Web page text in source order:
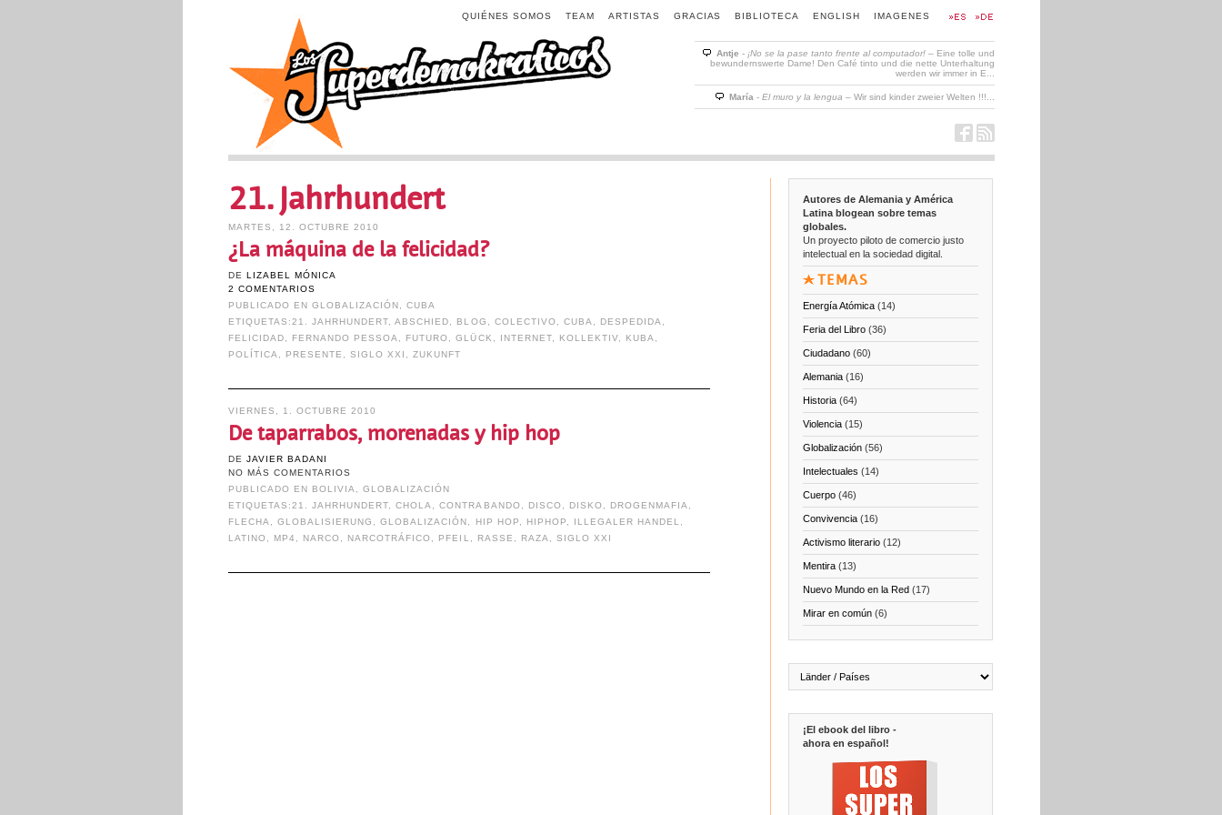
IMAGENES
ENGLISH
BIBLIOTECA
GRACIAS
ARTISTAS
TEAM
QUIÉNES SOMOS
Antje - ¡No se la pase tanto frente al computador!– Eine tolle und
bewundernswerte Dame! Den Café tinto und die nette Unterhaltung
werden wir immer in E...
María - El muro y la lengua – Wir sind kinder zweier Welten !!!...
21. Jahrhundert
MARTES, 12. OCTUBRE 2010
¿La máquina de la felicidad?
DE LIZABEL MÓNICA
2 COMENTARIOS
PUBLICADO EN GLOBALIZACIÓN ,CUBA
ETIQUETAS:21. JAHRHUNDERT ,ABSCHIED BLOG COLECTIVO CUBA DESPEDIDA
FELICIDAD
FERNANDO PESSOA FUTURO ,GLÜCK INTERNET, KOLLEKTIV KUBA
POLÍTICA
PRESENTE ,SIGLO XXI ,ZUKUNFT
VIERNES, 1. OCTUBRE 2010
De taparrabos, morenadas y hip hop
DE JAVIER BADANI
NO MÁS COMENTARIOS
PUBLICADO EN BOLIVIA ,GLOBALIZACIÓN
ETIQUETAS:21. JAHRHUNDERT ,CHOLA ,CONTRABANDO DISCO DISKO DROGENMAFIA
FLECHA
GLOBALISIERUNG ,GLOBALIZACIÓN HIP HOP HIPHOP ILLEGALER HANDEL
LATINO
MP4 NARCO NARCOTRÁFICO PFEIL RASSE RAZA SIGLO XXI
Autores de Alemania y América
Latina blogean sobre temas
globales.
Un proyecto piloto de comercio justo
intelectual en la sociedad digital.
TEMAS
Energía Atómica(14)
Feria del Libro(36)
Ciudadano(60)
Alemania(16)
Historia(64)
Violencia(15)
Globalización(56)
Intelectuales (14)
Cuerpo(46)
Convivencia(16)
Activismo literario(12)
Mentira(13)
Nuevo Mundo en la Red(17)
Mirar en común(6)
¡El ebook del libro -
ahora en español!